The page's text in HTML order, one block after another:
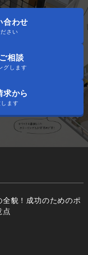
合わせ
さい
相談
グします
求から
ます
全貌！成功のためのポ
点